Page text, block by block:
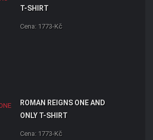
T-SHIRT
Cena: 1773-Kč
ROMAN REIGNS ONE AND
ONLY T-SHIRT
Cena: 1773-Kč